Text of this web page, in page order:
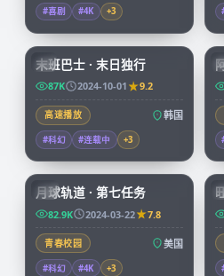
#喜剧 #4K +3
KR
末班巴士 · 末日独行
87K 2024-10-01 9.2
高速播放 韩国
#科幻 #连载中 +3
CN
99:57
月球轨道 · 第七任务
82.9K 2024-03-22 7.8
青春校园 美国
#科幻 #4K +3